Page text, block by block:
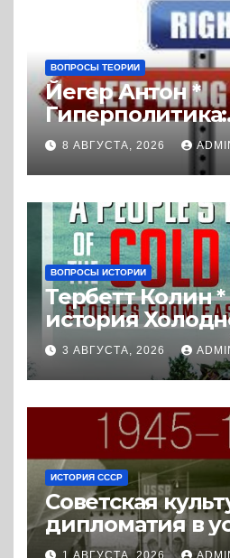
ВОПРОСЫ ТЕОРИИ
Йегер Антон *
Гиперполитика:
Экстремальная
политизация без
политических
последствий
Реферат книги
8 АВГУСТА, 2026
ВОПРОСЫ ИСТОРИИ
Тербетт Колин
история
истории с
(2023) *
3 АВГУСТА, 2026
ИСТОРИЯ СССР
Советская
дипломатия в
Холодной войны.
1 АВГУСТА, 2026